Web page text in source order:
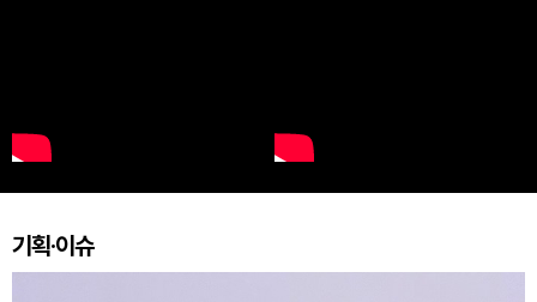
기획·이슈